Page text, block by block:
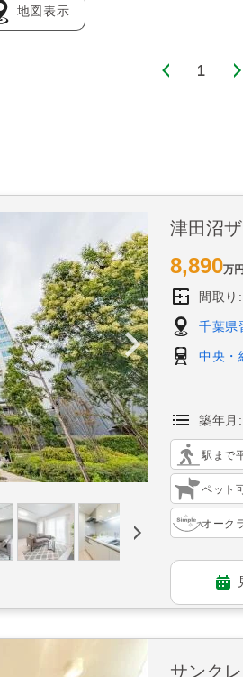
地図表示
1
津田沼
8,890万円
間取り
千葉県
中央・
築年月
駅まで
ペット
オーク
サンク